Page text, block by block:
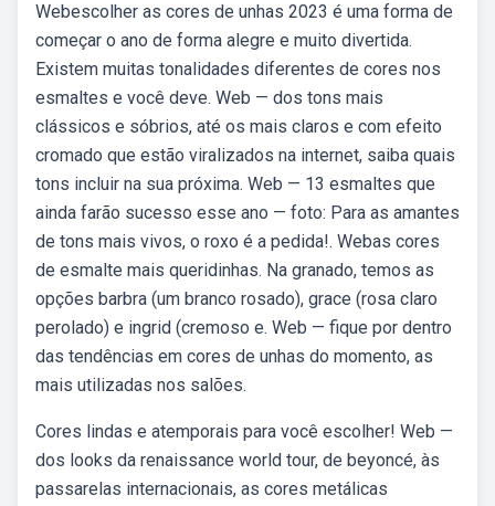
Webescolher as cores de unhas 2023 é uma forma de
começar o ano de forma alegre e muito divertida.
Existem muitas tonalidades diferentes de cores nos
esmaltes e você deve. Web — dos tons mais
clássicos e sóbrios, até os mais claros e com efeito
cromado que estão viralizados na internet, saiba quais
tons incluir na sua próxima. Web — 13 esmaltes que
ainda farão sucesso esse ano — foto: Para as amantes
de tons mais vivos, o roxo é a pedida!. Webas cores
de esmalte mais queridinhas. Na granado, temos as
opções barbra (um branco rosado), grace (rosa claro
perolado) e ingrid (cremoso e. Web — fique por dentro
das tendências em cores de unhas do momento, as
mais utilizadas nos salões.
Cores lindas e atemporais para você escolher! Web —
dos looks da renaissance world tour, de beyoncé, às
passarelas internacionais, as cores metálicas